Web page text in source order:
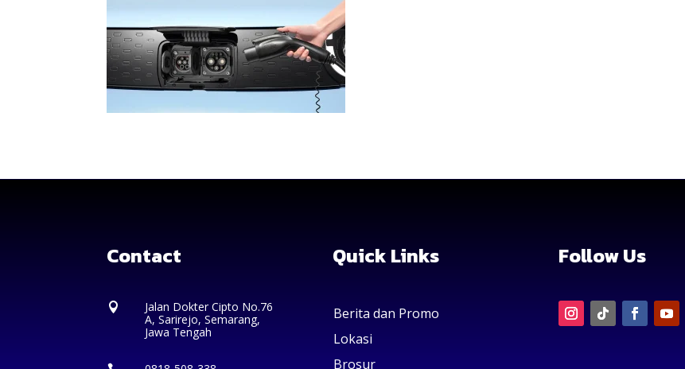
Contact

Jalan Dokter Cipto No.76
A, Sarirejo, Semarang,
Jawa Tengah
Quick Links
Berita dan Promo
Lokasi
Brosur
Follow Us